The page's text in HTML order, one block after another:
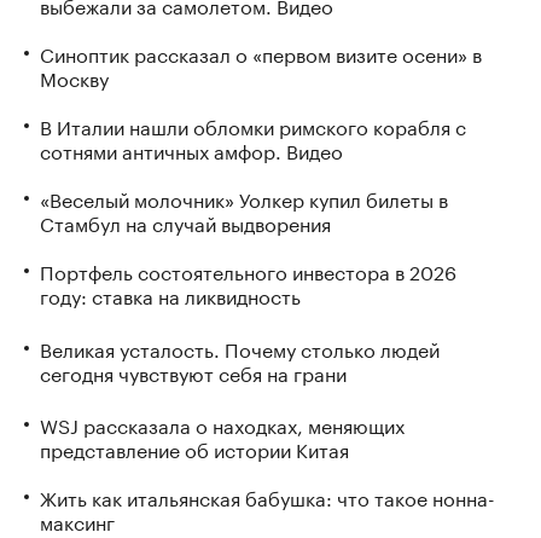
Синоптик рассказал о «первом визите осени» в
Москву
В Италии нашли обломки римского корабля с
сотнями античных амфор. Видео
«Веселый молочник» Уолкер купил билеты в
Стамбул на случай выдворения
Портфель состоятельного инвестора в 2026
году: ставка на ликвидность
Великая усталость. Почему столько людей
сегодня чувствуют себя на грани
WSJ рассказала о находках, меняющих
представление об истории Китая
Жить как итальянская бабушка: что такое нонна-
максинг